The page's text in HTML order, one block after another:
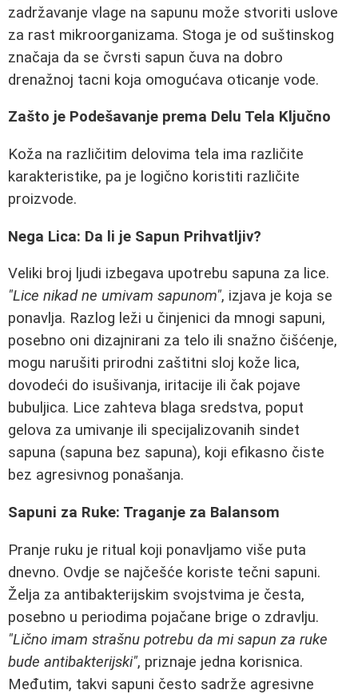
zadržavanje vlage na sapunu može stvoriti uslove
za rast mikroorganizama. Stoga je od suštinskog
značaja da se čvrsti sapun čuva na dobro
drenažnoj tacni koja omogućava oticanje vode.
Zašto je Podešavanje prema Delu Tela Ključno
Koža na različitim delovima tela ima različite
karakteristike, pa je logično koristiti različite
proizvode.
Nega Lica: Da li je Sapun Prihvatljiv?
Veliki broj ljudi izbegava upotrebu sapuna za lice.
"Lice nikad ne umivam sapunom", izjava je koja se
ponavlja. Razlog leži u činjenici da mnogi sapuni,
posebno oni dizajnirani za telo ili snažno čišćenje,
mogu narušiti prirodni zaštitni sloj kože lica,
dovodeći do isušivanja, iritacije ili čak pojave
bubuljica. Lice zahteva blaga sredstva, poput
gelova za umivanje ili specijalizovanih sindet
sapuna (sapuna bez sapuna), koji efikasno čiste
bez agresivnog ponašanja.
Sapuni za Ruke: Traganje za Balansom
Pranje ruku je ritual koji ponavljamo više puta
dnevno. Ovdje se najčešće koriste tečni sapuni.
Želja za antibakterijskim svojstvima je česta,
posebno u periodima pojačane brige o zdravlju.
"Lično imam strašnu potrebu da mi sapun za ruke
bude antibakterijski", priznaje jedna korisnica.
Međutim, takvi sapuni često sadrže agresivne